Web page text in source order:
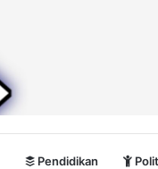
Pendidikan